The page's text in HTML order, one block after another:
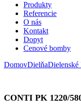
Produkty
Referencie
O nás
Kontakt
Dopyt
Cenové bomby
DomovDielňaDielenské
CONTI PK 1220/